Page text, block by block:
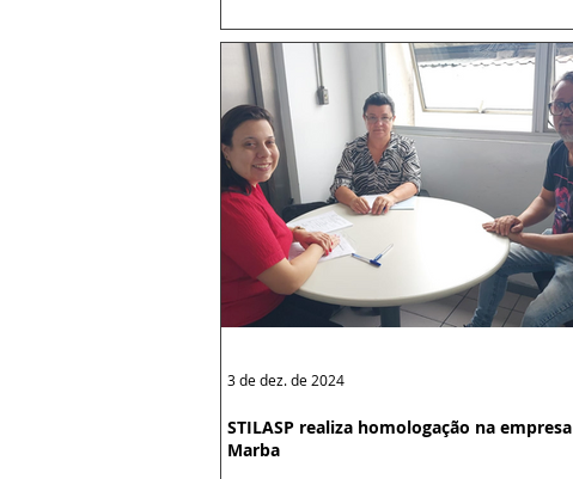
STILASP realiza homologação na empresa
Marba
3 de dez. de 2024